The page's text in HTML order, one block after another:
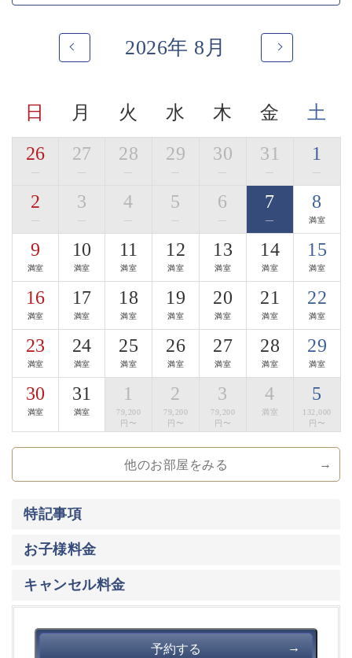
ございます。
・ご朝食「郷香（さとか）」
田舎を懐かしむような、身体に優しいお食事となってお
信州の郷の香りを感じていただけましたら幸いです。
■お食事処
車椅子の対応が可能な料亭もございます。
・「木曽漆器のお箸」使用体験
ご夕食時には、木曽平沢の老舗「荻村漆器店」の木曽漆
器のお箸をご用意。
3種からお好みの一膳を選び、料理とともに日本の手仕
事を体感いただけます。
■地酒Bar
夜８時以降は、囲炉裏茶の間が地酒Barになります。
諏訪エリア全ての酒蔵の地酒をお楽しみ頂けます。
おつまみは、地酒Barだけの信州サーモンの燻製、
漬物、長門牧場のチーズの盛り合わせなどをご用意して
たら幸いです。
せ。
2026年 8月
日 月 火 水 木 金
土
26
—
27
—
28
—
29
—
30
—
31
—
1
—
2
—
3
—
4
—
5
—
6
—
7
—
8
満室
9
満室
10
満室
11
満室
12
満室
13
満室
14
満室
15
満室
16
満室
17
満室
18
満室
19
満室
20
満室
21
満室
22
満室
23
満室
24
満室
25
満室
26
満室
27
満室
28
満室
29
満室
30
満室
31
満室
1
79,200
円〜
2
79,200
円〜
3
79,200
円〜
4
満室
5
132,000
円〜
他のお部屋をみる
特記事項
お子様料金
キャンセル料金
予約する